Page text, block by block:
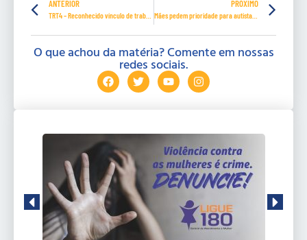
ANTERIOR PRÓXIMO
Mães pedem prioridade para autistas na vacinação contra Covid-19
O que achou da matéria? Comente em nossas
redes sociais.